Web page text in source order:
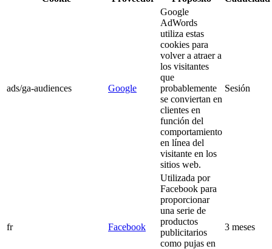
ads/ga-audiences Google
Google
AdWords
utiliza estas
cookies para
volver a atraer a
los visitantes
que
probablemente
se conviertan en
clientes en
función del
comportamiento
en línea del
visitante en los
sitios web.
Sesión
fr Facebook
Utilizada por
Facebook para
proporcionar
una serie de
productos
publicitarios
como pujas en
3 meses